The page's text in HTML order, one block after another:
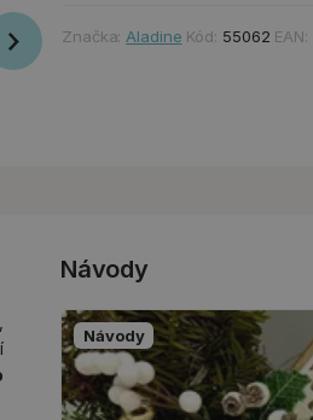
Značka: Aladine Kód: 55062 EAN:
Návody
Návody